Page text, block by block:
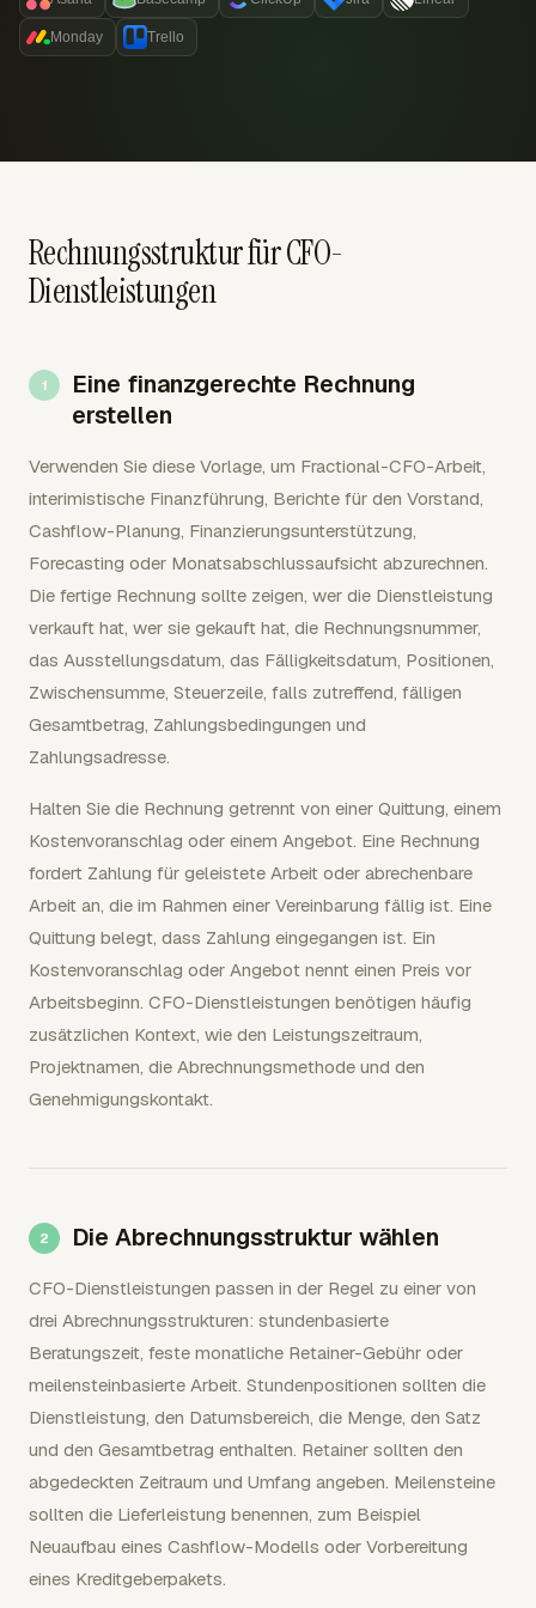
Monday Trello
Rechnungsstruktur für CFO-
Dienstleistungen
Eine finanzgerechte Rechnung
erstellen
Verwenden Sie diese Vorlage, um Fractional-CFO-Arbeit,
interimistische Finanzführung, Berichte für den Vorstand,
Cashflow-Planung, Finanzierungsunterstützung,
Forecasting oder Monatsabschlussaufsicht abzurechnen.
Die fertige Rechnung sollte zeigen, wer die Dienstleistung
verkauft hat, wer sie gekauft hat, die Rechnungsnummer,
das Ausstellungsdatum, das Fälligkeitsdatum, Positionen,
Zwischensumme, Steuerzeile, falls zutreffend, fälligen
Gesamtbetrag, Zahlungsbedingungen und
Zahlungsadresse.
Halten Sie die Rechnung getrennt von einer Quittung, einem
Kostenvoranschlag oder einem Angebot. Eine Rechnung
fordert Zahlung für geleistete Arbeit oder abrechenbare
Arbeit an, die im Rahmen einer Vereinbarung fällig ist. Eine
Quittung belegt, dass Zahlung eingegangen ist. Ein
Kostenvoranschlag oder Angebot nennt einen Preis vor
Arbeitsbeginn. CFO-Dienstleistungen benötigen häufig
zusätzlichen Kontext, wie den Leistungszeitraum,
Projektnamen, die Abrechnungsmethode und den
Genehmigungskontakt.
Die Abrechnungsstruktur wählen
CFO-Dienstleistungen passen in der Regel zu einer von
drei Abrechnungsstrukturen: stundenbasierte
Beratungszeit, feste monatliche Retainer-Gebühr oder
meilensteinbasierte Arbeit. Stundenpositionen sollten die
Dienstleistung, den Datumsbereich, die Menge, den Satz
und den Gesamtbetrag enthalten. Retainer sollten den
abgedeckten Zeitraum und Umfang angeben. Meilensteine
sollten die Lieferleistung benennen, zum Beispiel
Neuaufbau eines Cashflow-Modells oder Vorbereitung
eines Kreditgeberpakets.